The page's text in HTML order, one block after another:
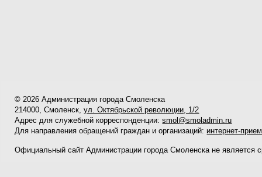
© 2026 Администрация города Смоленска
214000, Смоленск,ул. Октябрьской революции, 1/2
Адрес для служебной корреспонденции:smol@smoladmin.ru
Для направления обращений граждан и организаций: интернет-
Официальный сайт Администрации города Смоленска не является